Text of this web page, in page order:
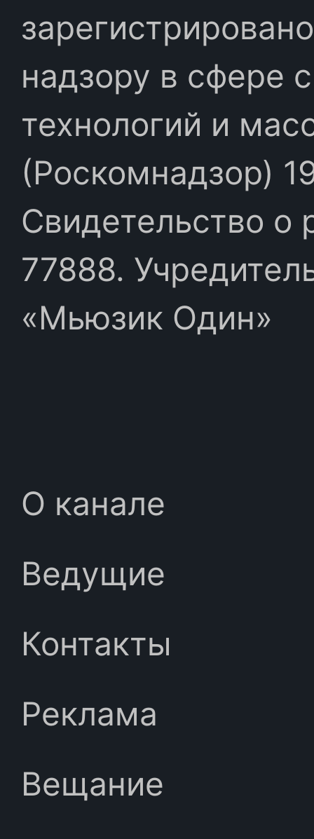
надзору в сфере
технологий и
(Роскомнадзор)
Свидетельство
77888.
«Мьюзик Один»
О канале
Ведущие
Контакты
Реклама
Вещание